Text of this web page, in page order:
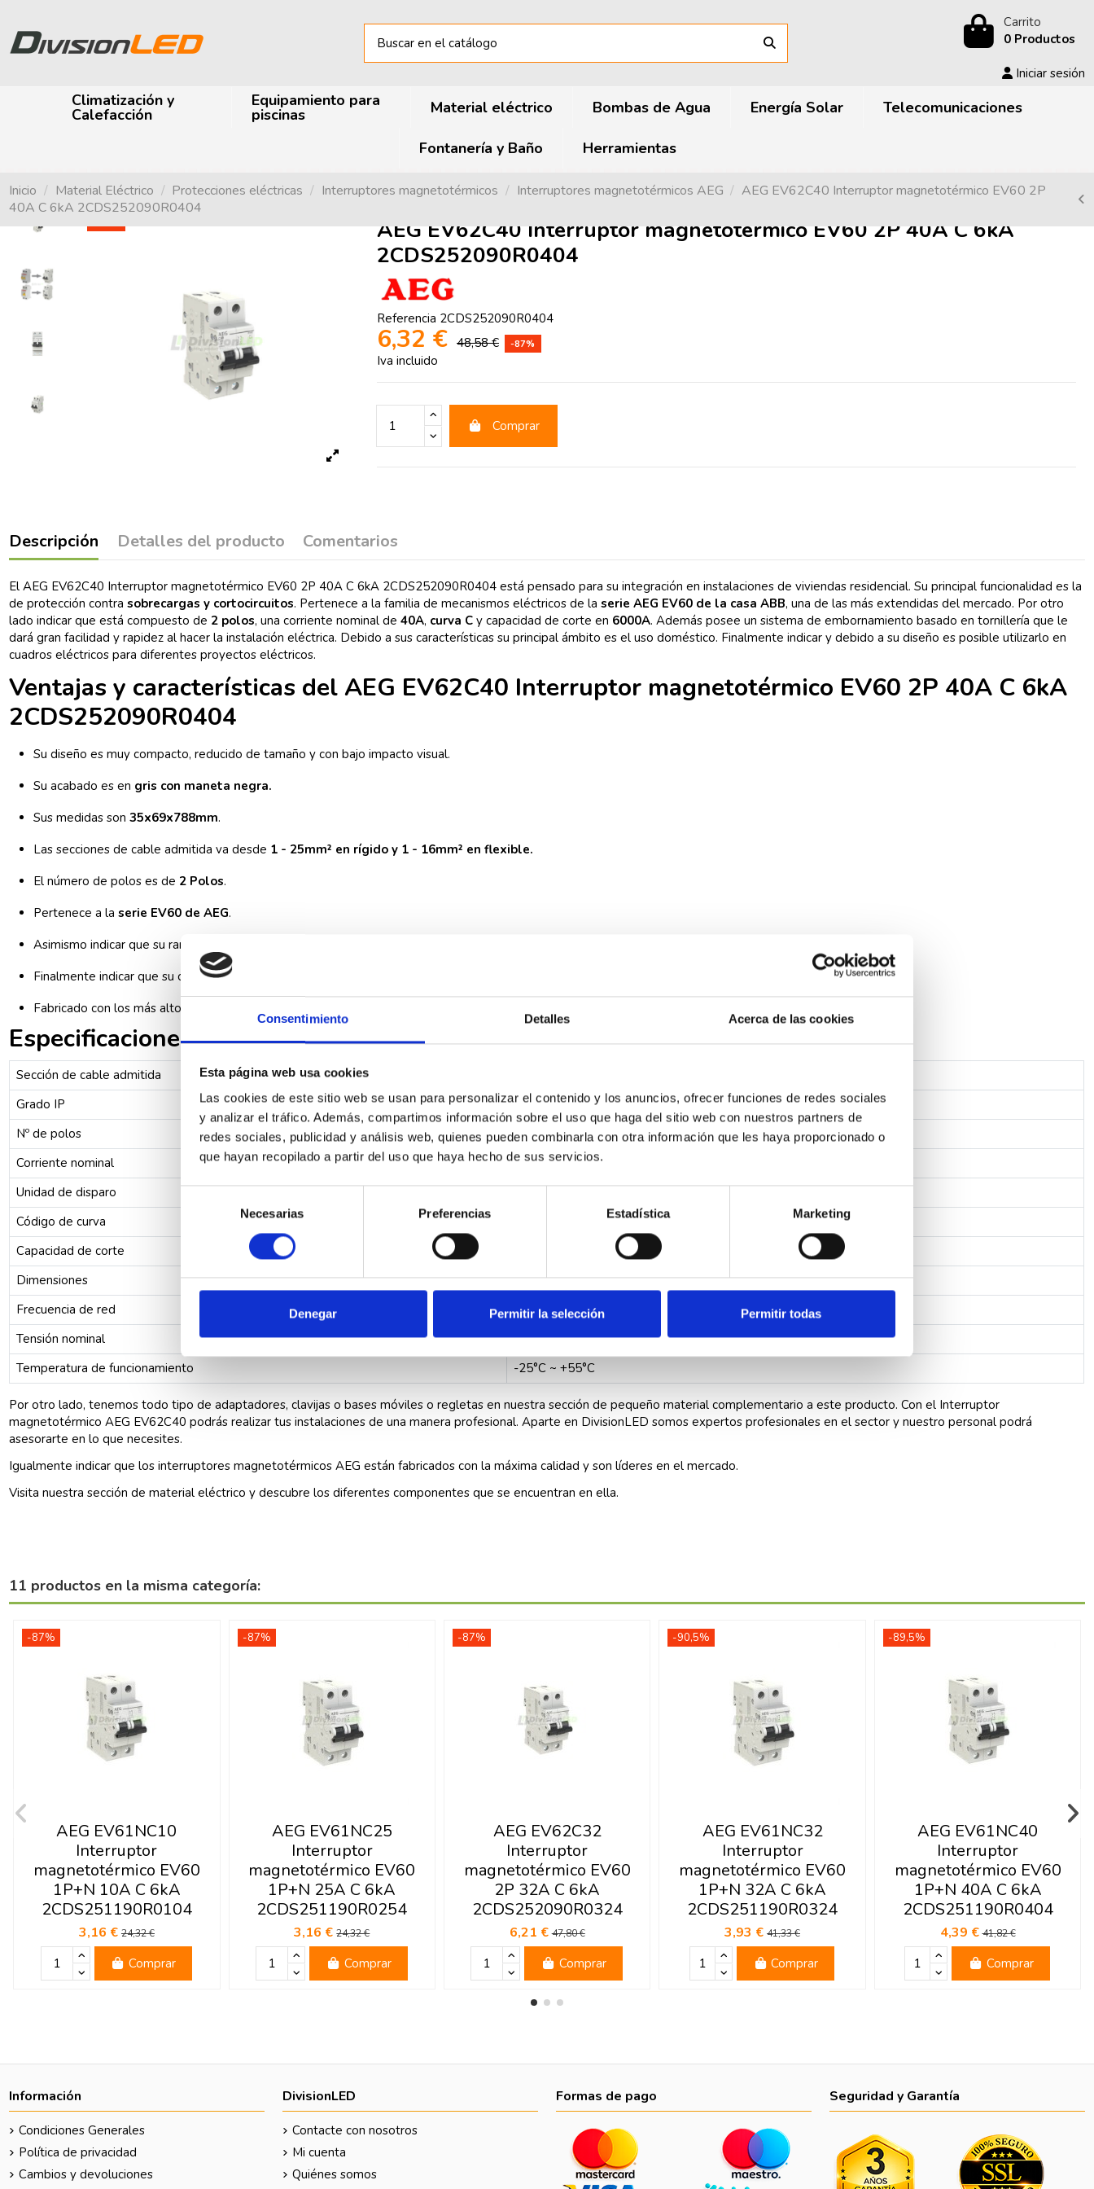
Consentimiento Detalles Acerca de las cookies
Esta página web usa cookies
Las cookies de este sitio web se usan para personalizar el contenido y los anuncios, ofrecer funciones de redes sociales
y analizar el tráfico. Además, compartimos información sobre el uso que haga del sitio web con nuestros partners de
redes sociales, publicidad y análisis web, quienes pueden combinarla con otra información que les haya proporcionado o
que hayan recopilado a partir del uso que haya hecho de sus servicios.
consentimiento
Necesarias Preferencias Estadística Marketing
Denegar Permitir la selección Permitir todas
Carrito
0 Productos
Iniciar sesión
Climatización y
Calefacción
Equipamiento para
piscinas Material eléctrico Bombas de Agua Energía Solar Telecomunicaciones
Fontanería y Baño Herramientas
Inicio Material Eléctrico Protecciones eléctricas Interruptores magnetotérmicos Interruptores magnetotérmicos AEG
AEG EV62C40 Interruptor magnetotérmico EV60 2P
40A C 6kA 2CDS252090R0404
AEG EV62C40 Interruptor magnetotérmico EV60 2P 40A C 6kA
2CDS252090R0404
Referencia 2CDS252090R0404
6,32 € 48,58 € -87%
Iva incluido
Comprar
Descripción Detalles del producto Comentarios
El AEG EV62C40 Interruptor magnetotérmico EV60 2P 40A C 6kA 2CDS252090R0404 está pensado para su integración en instalaciones de viviendas residencial. Su principal funcionalidad es la
de protección contrasobrecargas y cortocircuitos. Pertenece a la familia de mecanismos eléctricos de laserie AEG EV60 de la casa ABB, una de las más extendidas del mercado. Por otro
lado indicar que está compuesto de 2 polos, una corriente nominal de40A, curva C y capacidad de corte en 6000A. Además posee un sistema de embornamiento basado en tornillería que le
dará gran facilidad y rapidez al hacer la instalación eléctrica. Debido a sus características su principal ámbito es el uso doméstico. Finalmente indicar y debido a su diseño es posible utilizarlo en
cuadros eléctricos para diferentes proyectos eléctricos.
Ventajas y características del AEG EV62C40 Interruptor magnetotérmico EV60 2P 40A C 6kA
2CDS252090R0404
Su diseño es muy compacto, reducido de tamaño y con bajo impacto visual.
Su acabado es en gris con maneta negra.
Sus medidas son35x69x788mm.
Las secciones de cable admitida va desde 1 - 25mm² en rígido y 1 - 16mm² en flexible.
El número de polos es de 2 Polos.
Pertenece a laserie EV60 de AEG.
Asimismo indicar que su rango de temperatura de funcionamiento es de
Finalmente indicar que su conexión es muy sencilla debido a su sistema de embornamiento de tornillería.
Fabricado con los más altos estándares de calidad.
Especificaciones técnicas AEG EV62C40
Sección de cable admitida
Grado IP
IP20
Nº de polos
2P
Corriente nominal
40A
Unidad de disparo
Código de curva
Capacidad de corte
Dimensiones
35x69x88mm
Frecuencia de red
50/60 Hz
Tensión nominal
230 V CA 50/60 Hz
Temperatura de funcionamiento
-25°C ~ +55°C
Por otro lado, tenemos todo tipo de adaptadores, clavijas o bases móviles o regletas en nuestra sección de pequeño material complementario a este producto. Con el Interruptor
magnetotérmico AEG EV62C40 podrás realizar tus instalaciones de una manera profesional. Aparte en DivisionLED somos expertos profesionales en el sector y nuestro personal podrá
asesorarte en lo que necesites.
Igualmente indicar que losinterruptores magnetotérmicos AEG están fabricados con la máxima calidad y son líderes en el mercado.
Visita nuestra sección dematerial eléctrico y descubre los diferentes componentes que se encuentran en ella.
11 productos en la misma categoría:
-87%
AEG EV61NC10
Interruptor
magnetotérmico EV60
1P+N 10A C 6kA
2CDS251190R0104
3,16 € 24,32 €
Comprar
-87%
AEG EV61NC25
Interruptor
magnetotérmico EV60
1P+N 25A C 6kA
2CDS251190R0254
3,16 €24,32 €
Comprar
-87%
AEG EV62C32
Interruptor
magnetotérmico EV60
2P 32A C 6kA
2CDS252090R0324
6,21 €47,80 €
Comprar
-90,5%
AEG EV61NC32
Interruptor
magnetotérmico EV60
1P+N 32A C 6kA
2CDS251190R0324
3,93 €41,33 €
Comprar
-89,5%
AEG EV61NC40
Interruptor
magnetotérmico EV60
1P+N 40A C 6kA
2CDS251190R0404
4,39 €41,82 €
Comprar
Información
Condiciones Generales
Política de privacidad
Cambios y devoluciones
DivisionLED
Contacte con nosotros
Mi cuenta
Quiénes somos
Formas de pago Seguridad y Garantía